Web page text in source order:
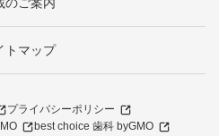
トマップ
プライバシーポリシー
best choice 歯科 byGMO